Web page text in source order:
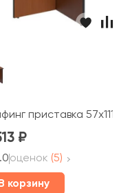
Рприставка
оценок (5)
В корзину